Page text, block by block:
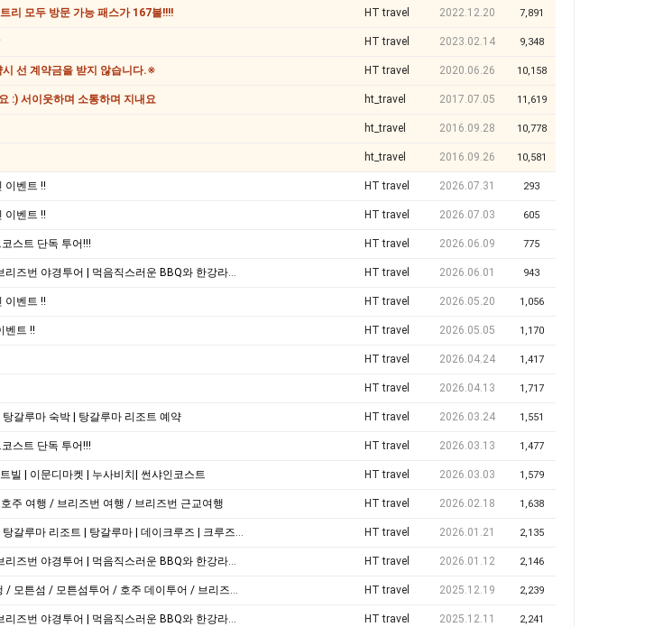
리 모두 방문 가능 패스가 167불!!!! HT travel 2022.12.20 7,891
HT travel 2023.02.14 9,348
선 계약금을 받지 않습니다.※ HT travel 2020.06.26 10,158
:) 서이웃하며 소통하며 지내요 ht_travel 2017.07.05 11,619
ht_travel 2016.09.28 10,778
ht_travel 2016.09.26 10,581
이벤트 !! HT travel 2026.07.31 293
이벤트 !! HT travel 2026.07.03 605
스트 단독 투어!!! HT travel 2026.06.09 775
[무게라 은하수 투어] 쏟아지는 별빛 투어 | 브리즈번 야경투어 | 먹음직스러운 BBQ와 한강라면을 뛰어넘을 무게라 라면까지! HT travel 2026.06.01 943
이벤트 !! HT travel 2026.05.20 1,056
벤트 !! HT travel 2026.05.05 1,170
HT travel 2026.04.24 1,417
HT travel 2026.04.13 1,717
갈루마 숙박 | 탕갈루마 리조트 예약 HT travel 2026.03.24 1,551
스트 단독 투어!!! HT travel 2026.03.13 1,477
빌 | 이문디마켓 | 누사비치| 썬샤인코스트 HT travel 2026.03.03 1,579
주 여행 / 브리즈번 여행 / 브리즈번 근교여행 HT travel 2026.02.18 1,638
⛴️[탕갈루마 데이투어] 브리즈번 근교여행 | 탕갈루마 리조트 | 탕갈루마 | 데이크루즈 | 크루즈투어 | 돌고래 | 스노쿨링 | 샌드보딩 HT travel 2026.01.21 2,135
[무게라 은하수 투어] 쏟아지는 별빛 투어 | 브리즈번 야경투어 | 먹음직스러운 BBQ와 한강라면을 뛰어넘을 무게라 라면까지! HT travel 2026.01.12 2,146
[모튼 아일랜드 3종 투어] 브리즈번 근교여행 / 모튼섬 / 모튼섬투어 / 호주 데이투어 / 브리즈번 데이투어 HT travel 2025.12.19 2,239
[무게라 은하수 투어] 쏟아지는 별빛 투어 | 브리즈번 야경투어 | 먹음직스러운 BBQ와 한강라면을 뛰어넘을 무게라 라면까지! HT travel 2025.12.11 2,241